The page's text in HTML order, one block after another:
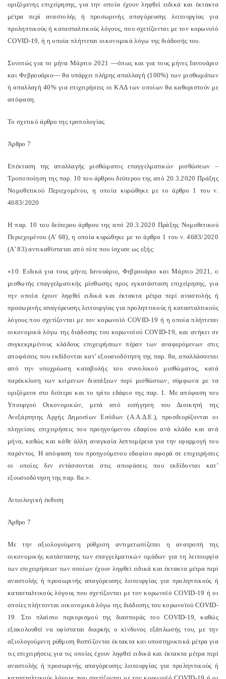
οριζόμενης επιχείρησης, για την οποία έχουν ληφθεί ειδικά και έκτακτα
μέτρα περί αναστολής ή προσωρινής απαγόρευσης λειτουργίας για
προληπτικούς ή κατασταλτικούς λόγους, που σχετίζονται με τον κορωνοϊό
COVID-19, ή η οποία πλήττεται οικονομικά λόγω της διάδοσής του.
Συνεπώς για το μήνα Μάρτιο 2021 —όπως και για τους μήνες Ιανουάριο
και Φεβρουάριο— θα υπάρχει πλήρης απαλλαγή (100%) των μισθωμάτων
ή απαλλαγή 40% για επιχειρήσεις οι ΚΑΔ των οποίων θα καθοριστούν με
απόφαση.
Το σχετικό άρθρο της τροπολογίας
Άρθρο 7
Επέκταση της απαλλαγής μισθώματος επαγγελματικών μισθώσεων –
Τροποποίηση της παρ. 10 του άρθρου δεύτερου της από 20.3.2020 Πράξης
Νομοθετικού Περιεχομένου, η οποία κυρώθηκε με το άρθρο 1 του ν.
4683/2020
Η παρ. 10 του δεύτερου άρθρου της από 20.3.2020 Πράξης Νομοθετικού
Περιεχομένου (Α’ 68), η οποία κυρώθηκε με το άρθρο 1 του ν. 4683/2020
(Α’ 83) αντικαθίσταται από τότε που ίσχυσε ως εξής:
«10. Ειδικά για τους μήνες Ιανουάριο, Φεβρουάριο και Μάρτιο 2021, ο
μισθωτής επαγγελματικής μίσθωσης προς εγκατάσταση επιχείρησης, για
την οποία έχουν ληφθεί ειδικά και έκτακτα μέτρα περί αναστολής ή
προσωρινής απαγόρευσης λειτουργίας για προληπτικούς ή κατασταλτικούς
λόγους που σχετίζονται με τον κορωνοϊό COVID-19 ή η οποία πλήττεται
οικονομικά λόγω της διάδοσης του κορωνοϊού COVID-19, και ανήκει σε
συγκεκριμένους κλάδους επιχειρήσεων πέραν των αναφερόμενων στις
αποφάσεις που εκδίδονται κατ’ εξουσιοδότηση της παρ. 8α, απαλλάσσεται
από την υποχρέωση καταβολής του συνολικού μισθώματος, κατά
παρέκκλιση των κείμενων διατάξεων περί μισθώσεων, σύμφωνα με τα
οριζόμενα στο δεύτερο και το τρίτο εδάφιο της παρ. 1. Με απόφαση του
Υπουργού Οικονομικών, μετά από εισήγηση του Διοικητή της
Ανεξάρτητης Αρχής Δημοσίων Εσόδων (Α.Α.Δ.Ε.), προσδιορίζονται οι
πληγείσες επιχειρήσεις του προηγούμενου εδαφίου ανά κλάδο και ανά
μήνα, καθώς και κάθε άλλη αναγκαία λεπτομέρεια για την εφαρμογή του
παρόντος. Η απόφαση του προηγούμενου εδαφίου αφορά σε επιχειρήσεις
οι οποίες δεν εντάσσονται στις αποφάσεις που εκδίδονται κατ’
εξουσιοδότηση της παρ. 8α.».
Αιτιολογική έκθεση
Άρθρο 7
Με την αξιολογούμενη ρύθμιση αντιμετωπίζεται η ανατροπή της
οικονομικής κατάστασης των επαγγελματικών ομάδων για τη λειτουργία
των επιχειρήσεων των οποίων έχουν ληφθεί ειδικά και έκτακτα μέτρα περί
αναστολής ή προσωρινής απαγόρευσης λειτουργίας για προληπτικούς ή
κατασταλτικούς λόγους που σχετίζονται με τον κορωνοϊό COVID-19 ή οι
οποίες πλήττονται οικονομικά λόγω της διάδοσης του κορωνοϊού COVID-
19. Στο πλαίσιο περιορισμού της διασποράς του COVID-19, καθώς
εξακολουθεί να υφίσταται διαρκής ο κίνδυνος εξάπλωσής του, με την
αξιολογούμενη ρύθμιση θεσπίζονται έκτακτα και υποστηρικτικά μέτρα για
τις επιχειρήσεις για τις οποίες έχουν ληφθεί ειδικά και έκτακτα μέτρα περί
αναστολής ή προσωρινής απαγόρευσης λειτουργίας για προληπτικούς ή